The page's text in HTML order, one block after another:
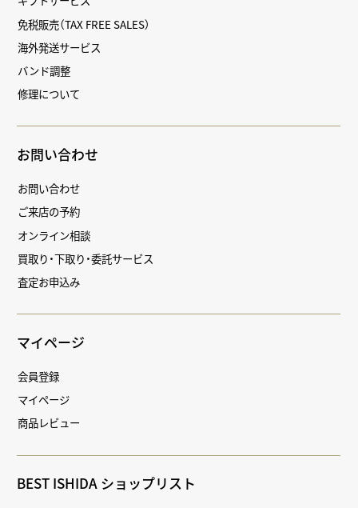
免税販売（TAX FREE SALES）
海外発送サービス
バンド調整
修理について
お問い合わせ
お問い合わせ
ご来店の予約
オンライン相談
買取り・下取り・委託サービス
査定お申込み
マイページ
会員登録
マイページ
商品レビュー
BEST ISHIDA ショップリスト